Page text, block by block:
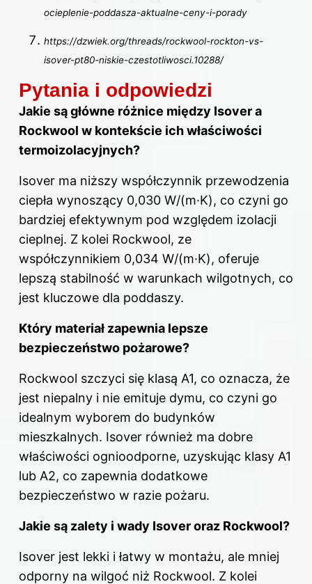
ocieplenie-poddasza-aktualne-ceny-i-porady
https://dzwiek.org/threads/rockwool-rockton-vs-
isover-pt80-niskie-czestotliwosci.10288/
Pytania i odpowiedzi
Jakie są główne różnice między Isover a
Rockwool w kontekście ich właściwości
termoizolacyjnych?
Isover ma niższy współczynnik przewodzenia
ciepła wynoszący 0,030 W/(m·K), co czyni go
bardziej efektywnym pod względem izolacji
cieplnej. Z kolei Rockwool, ze
współczynnikiem 0,034 W/(m·K), oferuje
lepszą stabilność w warunkach wilgotnych, co
jest kluczowe dla poddaszy.
Który materiał zapewnia lepsze
bezpieczeństwo pożarowe?
Rockwool szczyci się klasą A1, co oznacza, że
jest niepalny i nie emituje dymu, co czyni go
idealnym wyborem do budynków
mieszkalnych. Isover również ma dobre
właściwości ognioodporne, uzyskując klasy A1
lub A2, co zapewnia dodatkowe
bezpieczeństwo w razie pożaru.
Jakie są zalety i wady Isover oraz Rockwool?
Isover jest lekki i łatwy w montażu, ale mniej
odporny na wilgoć niż Rockwool. Z kolei